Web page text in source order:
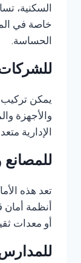
السكنية،
خاصة في
الحساسة.
يمكن تركيب
والأجهزة
الإدارية
للمصانع
تعد هذه
أنظمة أمان
أو معدات